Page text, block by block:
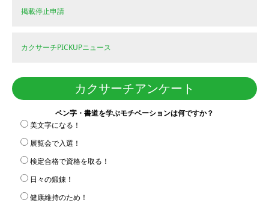
掲載停止申請
カクサーチPICKUPニュース
カクサーチアンケート
ペン字・書道を学ぶモチベーションは何ですか？
美文字になる！
展覧会で入選！
検定合格で資格を取る！
日々の鍛錬！
健康維持のため！